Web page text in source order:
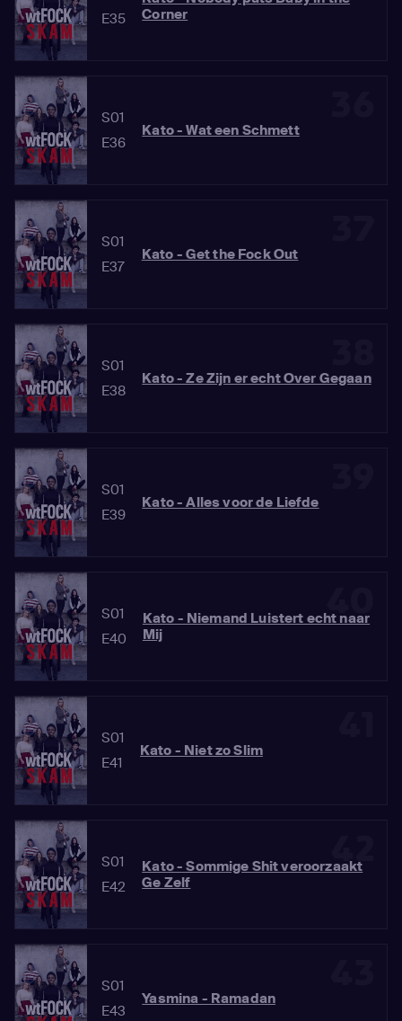
E35
Corner
S01
E36
Kato - Wat een Schmett
S01
E37
Kato - Get the Fock Out
S01
E38
Kato - Ze Zijn er echt Over Gegaan
S01
E39
Kato - Alles voor de Liefde
40
S01
E40
Kato - Niemand Luistert echt naar
Mij
S01
E41
Kato - Niet zo Slim
42
S01
E42
Kato - Sommige Shit veroorzaakt
Ge Zelf
S01
E43
Yasmina - Ramadan